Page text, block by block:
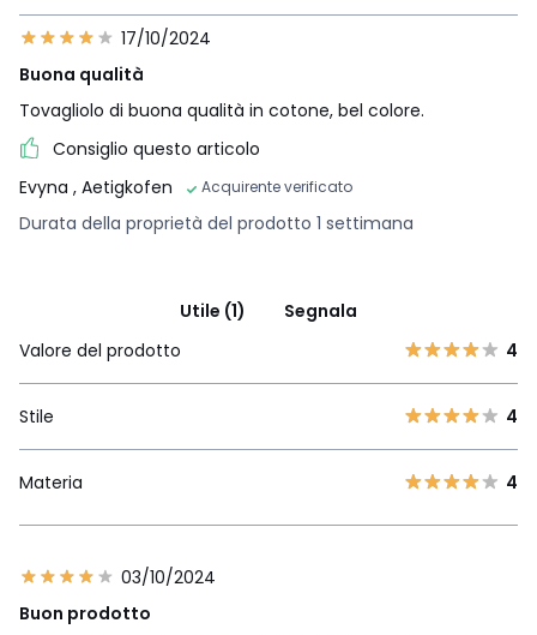
17/10/2024
Buona qualità
Tovagliolo di buona qualità in cotone, bel colore.
Consiglio questo articolo
Evyna , Aetigkofen Acquirente verificato
Durata della proprietà del prodotto 1 settimana
Utile (1)
Segnala
Valore del prodotto
4
Stile 4
Materia 4
03/10/2024
Buon prodotto